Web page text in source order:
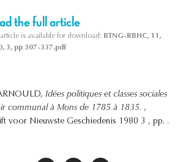
the full article
article is available for download: BTNG-RBHC, 11,
3, pp 307-337.pdf
Idées politiques et classes sociales
communal à Mons de 1785 à 1835. ,
voor Nieuwste Geschiedenis 1980 3 , pp. .